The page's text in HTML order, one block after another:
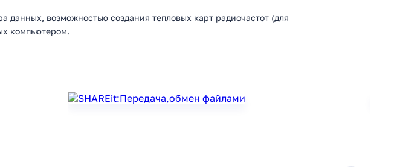
возможностью создания тепловых карт радиочастот (для
компьютером.